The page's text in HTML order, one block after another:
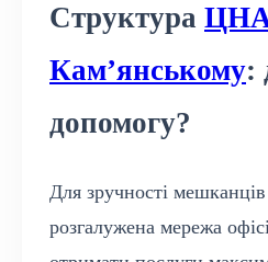
Структура
Кам’янському:
допомогу?
Для зручності
розгалужена мережа